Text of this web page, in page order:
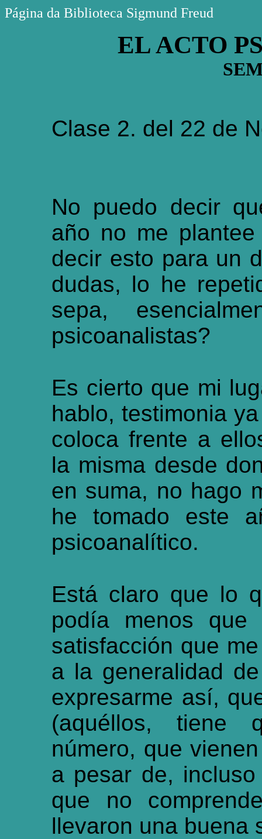
Página da Biblioteca Sigmund Freud
EL ACTO
Clase 2. del 22 de
No puedo decir
año no me
decir esto para un
dudas, lo he
sepa,
psicoanalistas?
Es cierto que mi
hablo, testimonia
coloca frente a
la misma desde
en suma, no hago
he tomado este
psicoanalítico.
Está claro que lo
podía menos que
satisfacción que
a la generalidad
expresarme así,
(aquéllos, tiene
número, que
a pesar de,
que no
llevaron una buena